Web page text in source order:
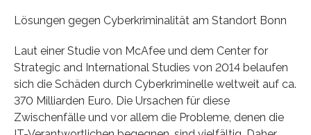
Lösungen gegen Cyberkriminalität am Standort Bonn
Laut einer Studie von McAfee und dem Center for
Strategic and International Studies von 2014 belaufen
sich die Schäden durch Cyberkriminelle weltweit auf ca.
370 Milliarden Euro. Die Ursachen für diese
Zwischenfälle und vor allem die Probleme, denen die